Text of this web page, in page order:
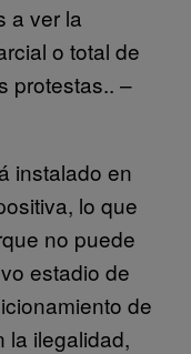
a ver la
o total de
protestas.. –
instalado en
lo que
no puede
estadio de
de
la ilegalidad,